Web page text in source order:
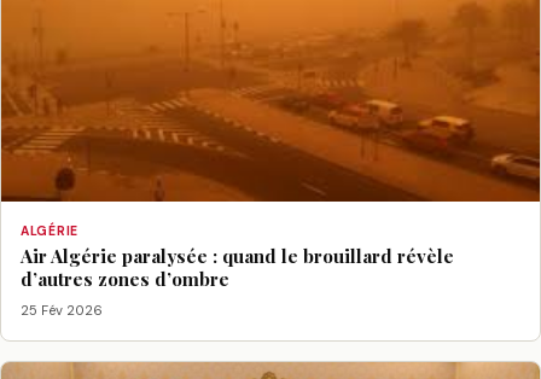
ALGÉRIE
Air Algérie paralysée : quand le brouillard révèle
d’autres zones d’ombre
25 Fév 2026